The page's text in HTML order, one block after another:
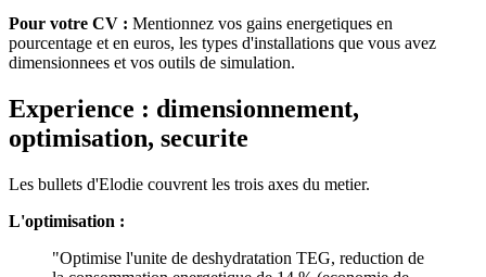
Pour votre CV : Mentionnez vos gains energetiques en
pourcentage et en euros, les types d'installations que vous avez
dimensionnees et vos outils de simulation.
Experience : dimensionnement,
optimisation, securite
Les bullets d'Elodie couvrent les trois axes du metier.
L'optimisation :
"Optimise l'unite de deshydratation TEG, reduction de